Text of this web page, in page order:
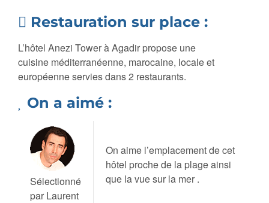
Restauration sur place :
L’hôtel Anezi Tower à Agadir propose une
cuisine méditerranéenne, marocaine, locale et
européenne servies dans 2 restaurants.
On a aimé :
Sélectionné
par Laurent
On aime l’emplacement de cet
hôtel proche de la plage ainsi
que la vue sur la mer .